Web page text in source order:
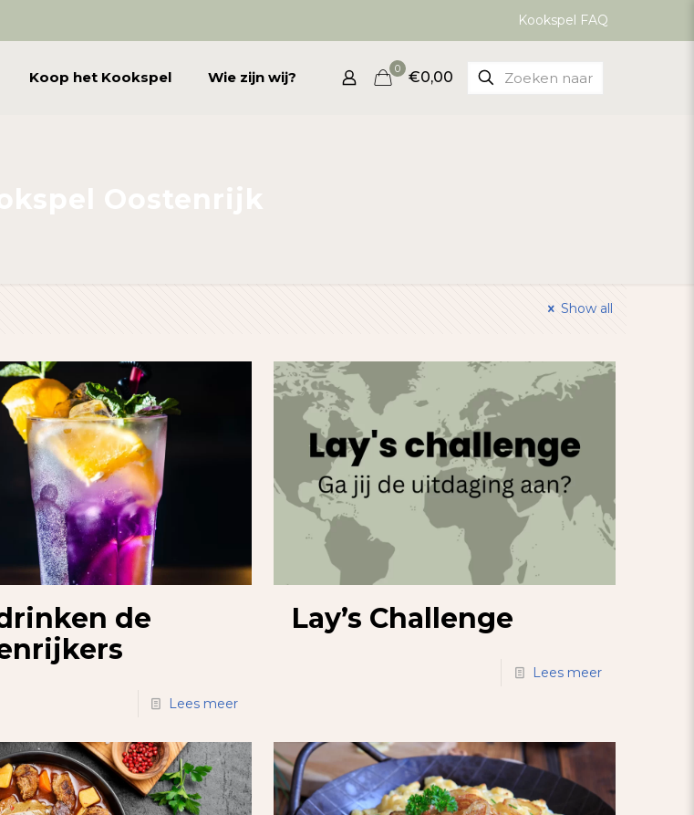
Kookspel FAQ
Koop het Kookspel Wie zijn wij? 0 €0,00
Show all
de
Lees meer
Lay’s Challenge
Lees meer